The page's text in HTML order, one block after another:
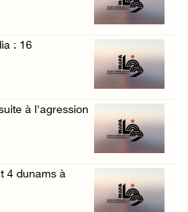
: 16
à l'agression
4 dunams à